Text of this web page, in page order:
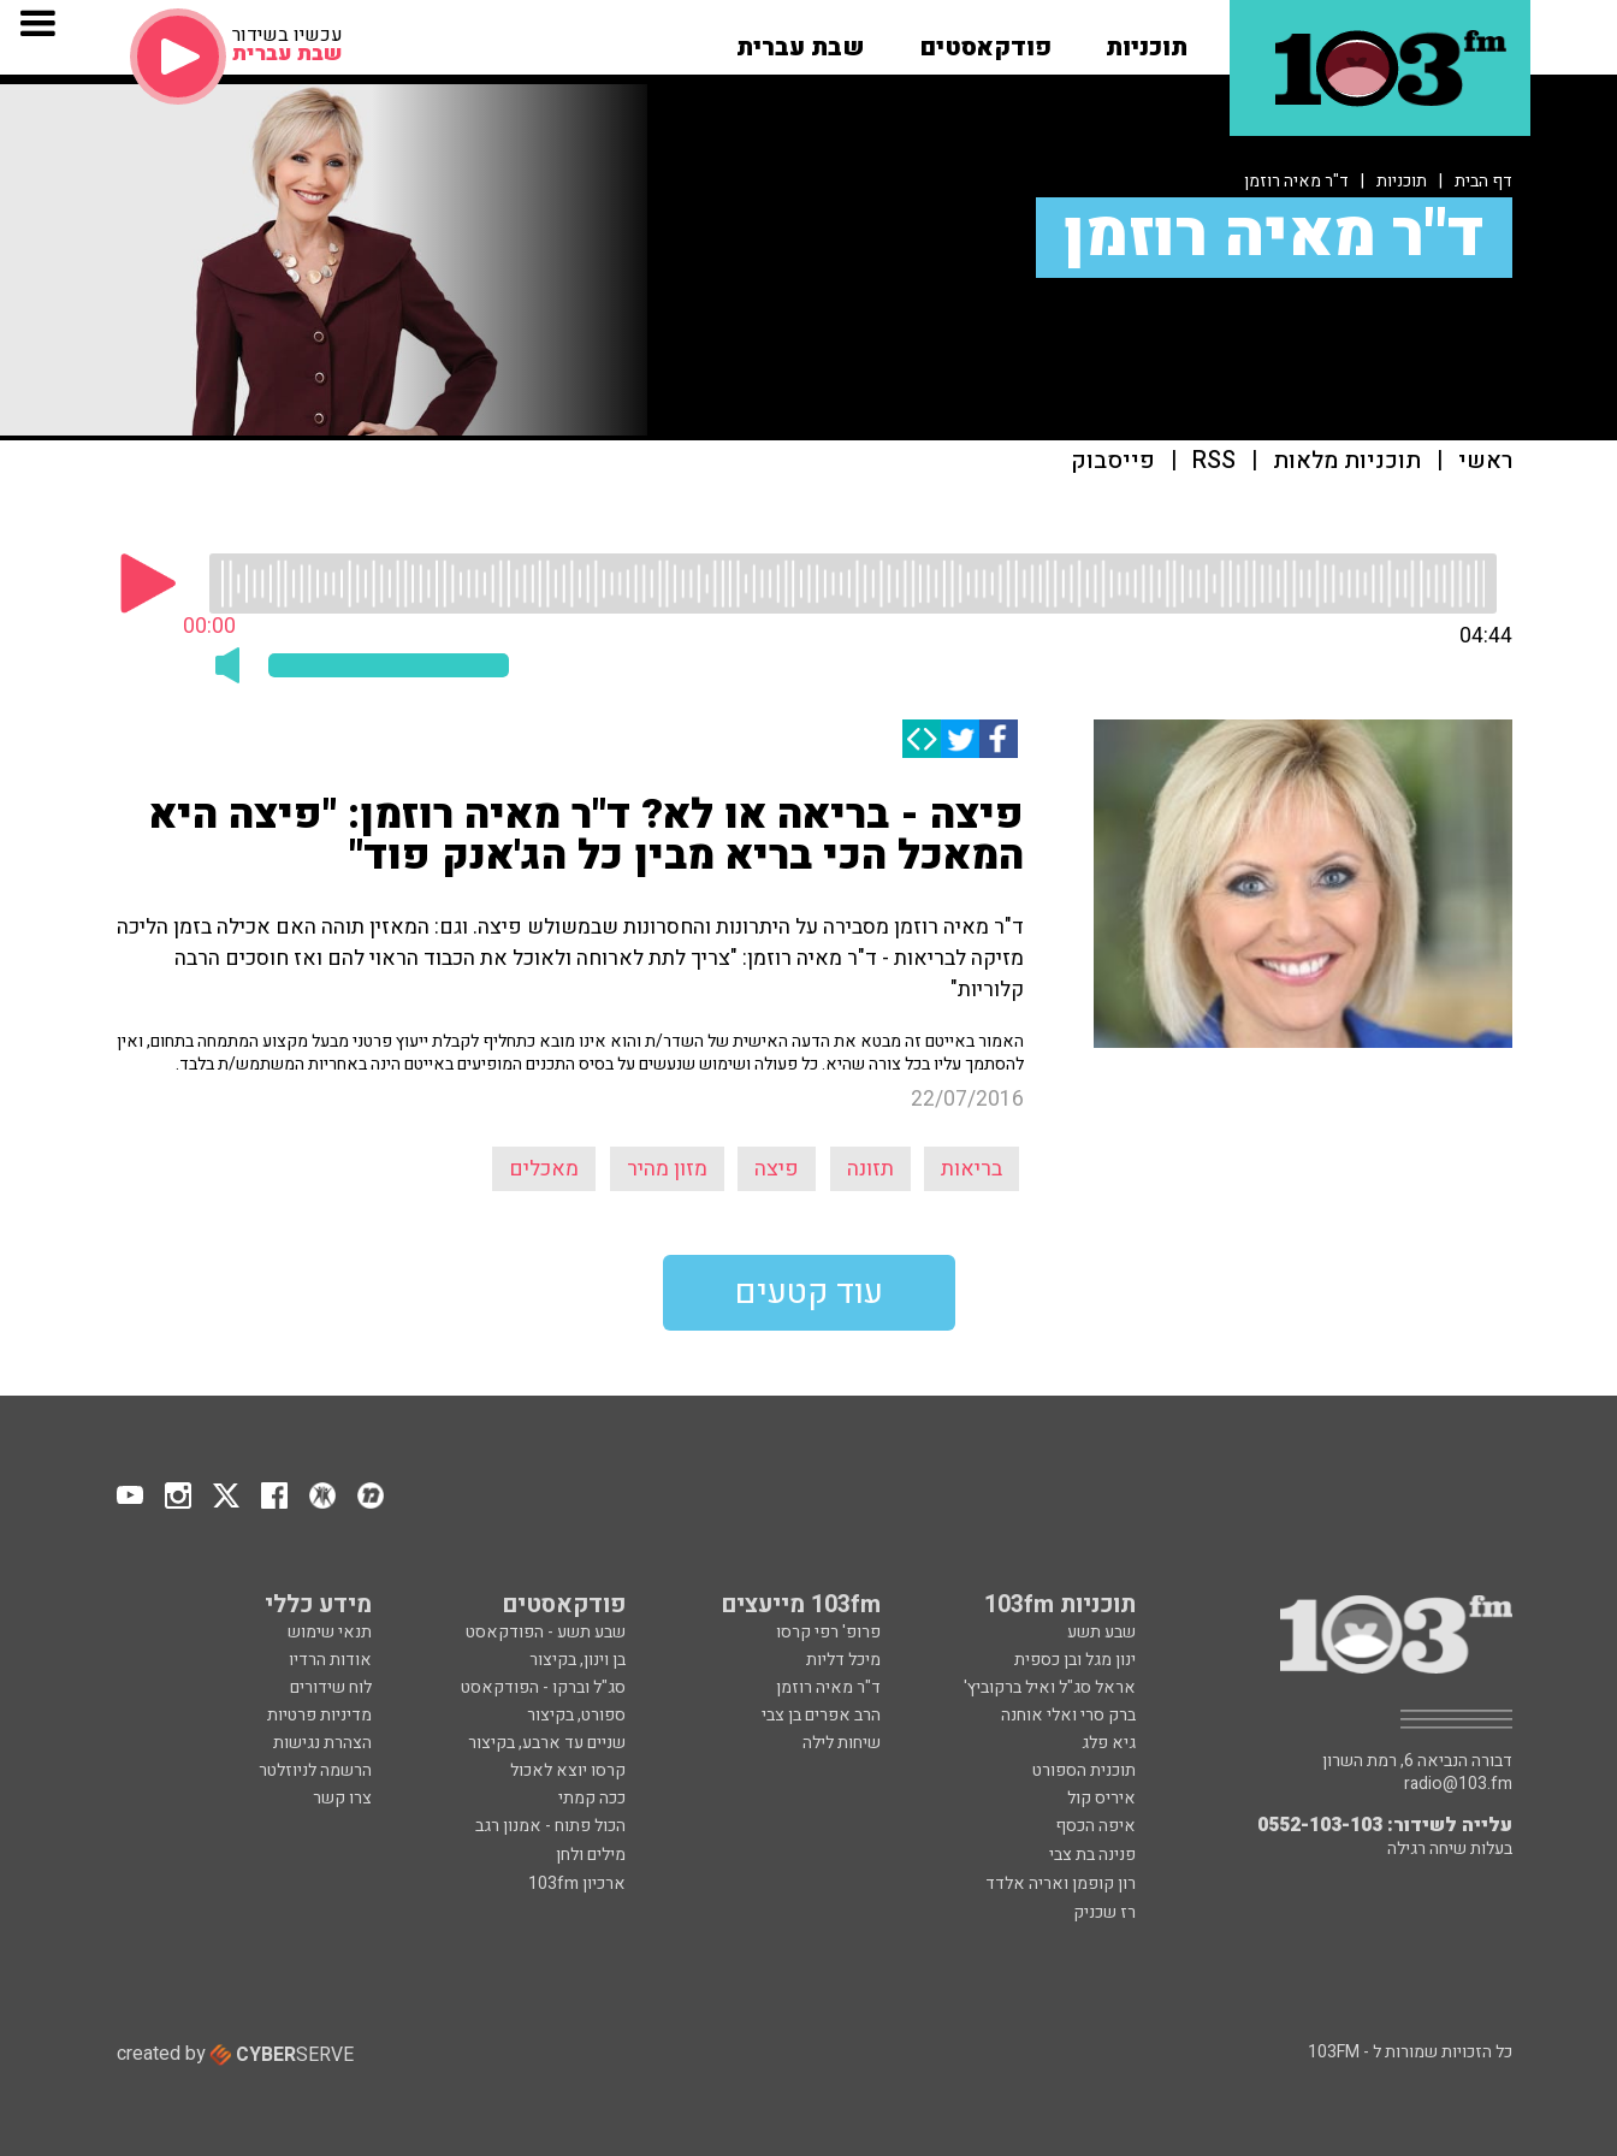
תוכניות פודקאסטים שבת עברית עכשיו בשידור
שבת עברית
דף הבית | תוכניות | ד"ר מאיה רוזמן
ד"ר מאיה רוזמן
ראשי | תוכניות מלאות |
RSS
| פייסבוק
00:00 04:44
פיצה - בריאה או לא? ד"ר מאיה רוזמן: "פיצה היא
המאכל הכי בריא מבין כל הג'אנק פוד"
ד"ר מאיה רוזמן מסבירה על היתרונות והחסרונות שבמשולש פיצה. וגם: המאזין תוהה האם אכילה בזמן הליכה
מזיקה לבריאות - ד"ר מאיה רוזמן: "צריך לתת לארוחה ולאוכל את הכבוד הראוי להם ואז חוסכים הרבה
קלוריות"
האמור באייטם זה מבטא את הדעה האישית של השדר/ת והוא אינו מובא כתחליף לקבלת ייעוץ פרטני מבעל מקצוע המתמחה בתחום, ואין
להסתמך עליו בכל צורה שהיא. כל פעולה ושימוש שנעשים על בסיס התכנים המופיעים באייטם הינה באחריות המשתמש/ת בלבד.
22/07/2016
בריאות תזונה פיצה מזון מהיר מאכלים
עוד קטעים
תוכניות 103fm 103fm מייעצים פודקאסטים מידע כללי
שבע תשע פרופ' רפי קרסו שבע תשע - הפודקאסט
תנאי שימוש
ינון מגל ובן כספית
מיכל דליות בן וינון, בקיצור
אודות הרדיו
אראל סג"ל ואיל ברקוביץ'
ד"ר מאיה רוזמן סג"ל וברקו - הפודקאסט
לוח שידורים
ברק סרי ואלי אוחנה
הרב אפרים בן צבי ספורט, בקיצור
מדיניות פרטיות
גיא פלג
שיחות לילה שניים עד ארבע, בקיצור
הצהרת נגישות
תוכנית הספורט
קרסו יוצא לאכול
הרשמה לניוזלטר
איריס קול
ככה קמתי
צרו קשר
איפה הכסף
הכול פתוח - אמנון רגב
פנינה בת צבי
מילים ולחן
רון קופמן ואריה אלדד
ארכיון 103fm
רז שכניק
דבורה הנביאה 6, רמת השרון
radio@103.fm
עלייה לשידור: 0552-103-103
בעלות שיחה רגילה
כל הזכויות שמורות ל - 103FM created by CYBERSERVE